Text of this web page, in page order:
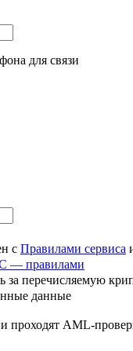
для связи
с Правилами сервиса
— правилами
за перечисляемую
данные
проходят AML-